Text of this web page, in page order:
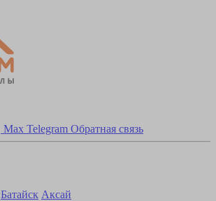
Max Telegram Обратная связь
Батайск Аксай